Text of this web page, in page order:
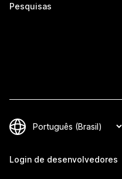
Pesquisas
Login de desenvolvedores